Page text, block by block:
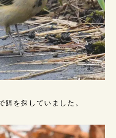
を探していました。